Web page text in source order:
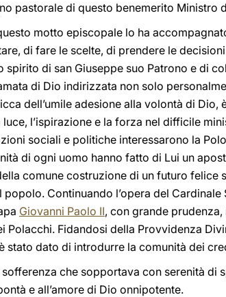
pastorale di questo benemerito Ministro
motto episcopale lo ha
di fare le scelte, di prendere le
spirito di san Giuseppe suo Patrono e di
di Dio indirizzata non solo
dell’umile adesione alla volontà di Dio,
l’ispirazione e la forza nel difficile
sociali e politiche interessarono la
di ogni uomo hanno fatto di Lui un
comune costruzione di un futuro felice
Continuando l’opera del Cardinale
Giovanni Paolo II, con grande
Fidandosi della Provvidenza
dato di introdurre la comunità dei
che sopportava con serenità di
e all’amore di Dio onnipotente.